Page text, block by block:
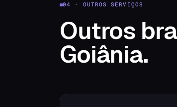
04 · OUTROS SERVIÇOS
Outros
Goiânia.